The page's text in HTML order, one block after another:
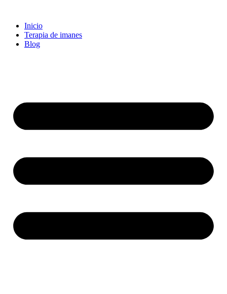
Inicio
Terapia de imanes
Blog